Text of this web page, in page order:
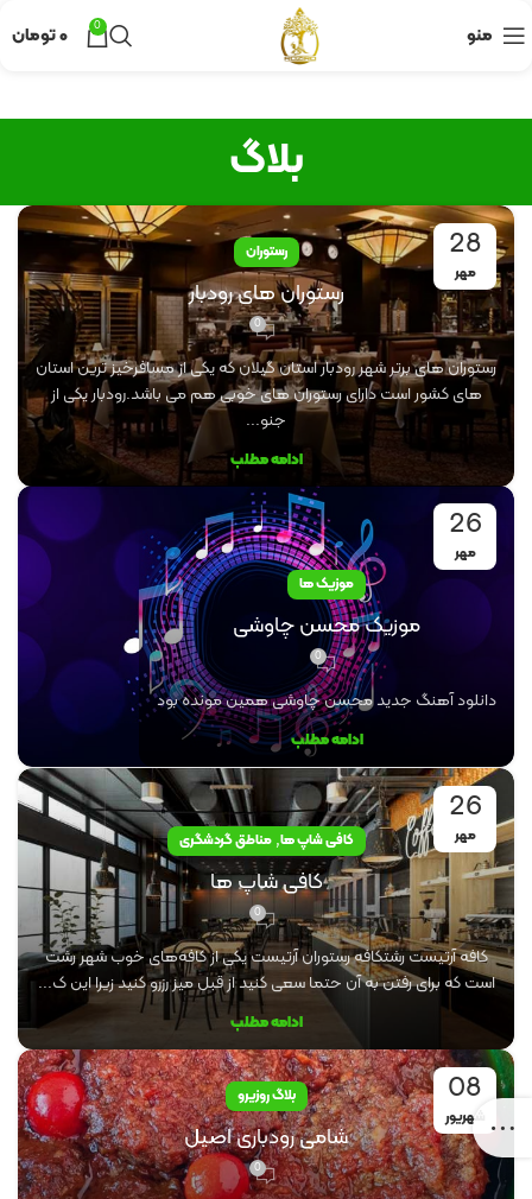
منو 0 ۰تومان
بلاگ
28
مهر
رستوران
رستوران های رودبار
0
رستوران های برتر شهر رودبار استان گیلان که یکی از مسافرخیز ترین استان
های کشور است دارای رستوران های خوبی هم می باشد.رودبار یکی از
جنو...
ادامه مطلب
26
مهر
موزیک ها
موزیک محسن چاوشی
0
دانلود آهنگ جدید محسن چاوشی همین مونده بود
ادامه مطلب
26
مهر کافی شاپ ها,مناطق گردشگری
کافی شاپ ها
0
کافه آرتیست رشتکافه رستوران آرتیست یکی از کافه‌های خوب شهر رشت
است که برای رفتن به آن حتما سعی کنید از قبل میز رزرو کنید زیرا این ک...
ادامه مطلب
08
شهریور
بلاگ روزیرو
شامی رودباری اصیل
0